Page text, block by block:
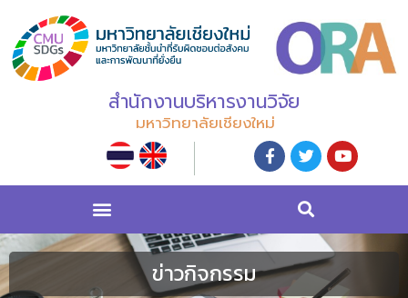
สำนักงานบริหารงานวิจัย
มหาวิทยาลัยเชียงใหม่
ข่าวกิจกรรม